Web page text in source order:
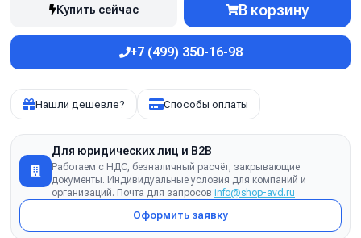
Купить сейчас В корзину
+7 (499) 350-16-98
Нашли дешевле? Способы оплаты
Для юридических лиц и B2B
Работаем с НДС, безналичный расчёт, закрывающие
документы. Индивидуальные условия для компаний и
организаций. Почта для запросов info@shop-avd.ru
Оформить заявку